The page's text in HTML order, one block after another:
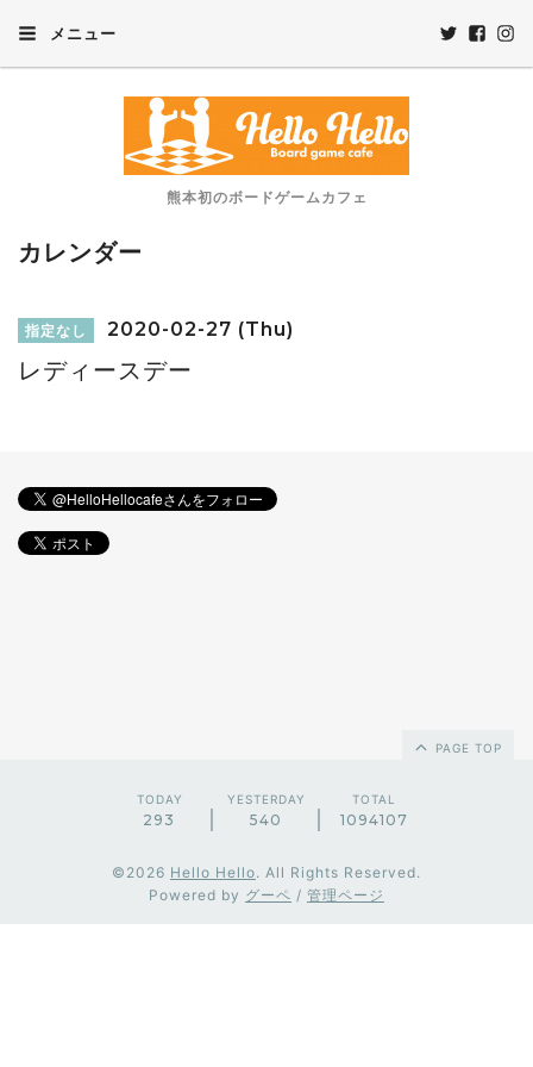
メニュー
熊本初のボードゲームカフェ
カレンダー
指定なし 2020-02-27 (Thu)
レディースデー
PAGE TOP
TODAY
293
YESTERDAY
540
TOTAL
1094107
©2026 Hello Hello. All Rights Reserved.
Powered by グーペ / 管理ページ